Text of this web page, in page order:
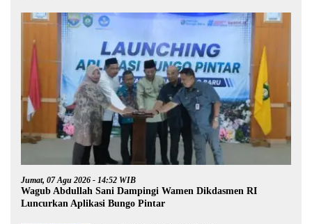
Jumat, 07 Agu 2026 - 14:52 WIB
Wagub Abdullah Sani Dampingi Wamen Dikdasmen RI
Luncurkan Aplikasi Bungo Pintar